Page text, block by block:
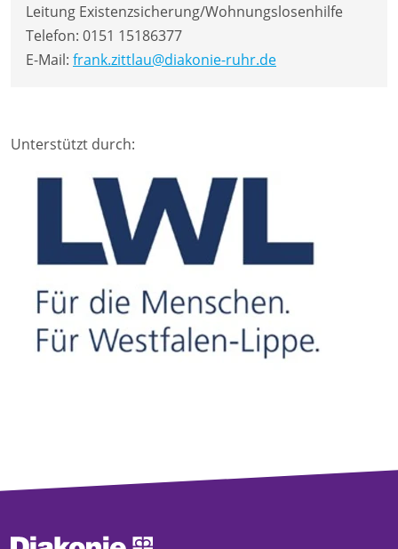
Leitung Existenzsicherung/Wohnungslosenhilfe
Telefon: 0151 15186377
E-Mail: frank.zittlau@diakonie-ruhr.de
Unterstützt durch: